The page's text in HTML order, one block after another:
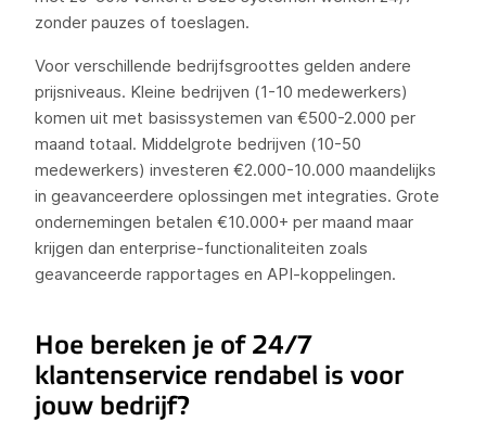
zonder pauzes of toeslagen.
Voor verschillende bedrijfsgroottes gelden andere
prijsniveaus. Kleine bedrijven (1-10 medewerkers)
komen uit met basissystemen van €500-2.000 per
maand totaal. Middelgrote bedrijven (10-50
medewerkers) investeren €2.000-10.000 maandelijks
in geavanceerdere oplossingen met integraties. Grote
ondernemingen betalen €10.000+ per maand maar
krijgen dan enterprise-functionaliteiten zoals
geavanceerde rapportages en API-koppelingen.
Hoe bereken je of 24/7
klantenservice rendabel is voor
jouw bedrijf?